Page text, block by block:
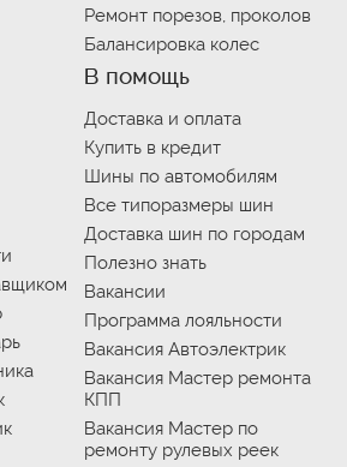
Ремонт порезов, проколов
Балансировка колес
В помощь
Доставка и оплата
Купить в кредит
Шины по автомобилям
Все типоразмеры шин
Доставка шин по городам
Полезно знать
Вакансии
Программа лояльности
Вакансия Автоэлектрик
Вакансия Мастер ремонта
КПП
Вакансия Мастер по
ремонту рулевых реек